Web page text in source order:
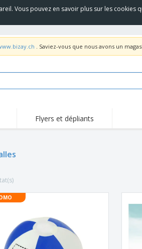
Vous pouvez en savoir plus sur les cookies
. Saviez-vous que nous avons un
Flyers et dépliants